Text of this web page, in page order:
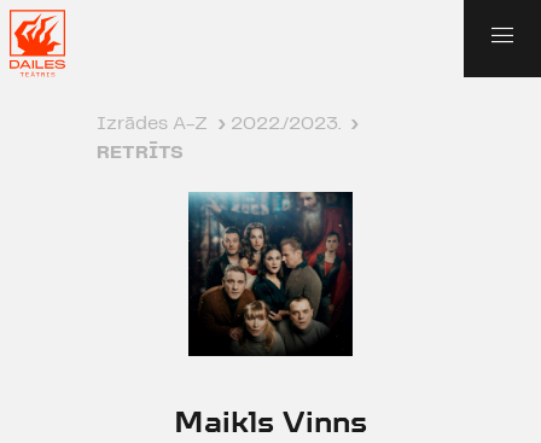
Izrādes A-Z › 2022./2023. ›
RETRĪTS
Maikls Vinns